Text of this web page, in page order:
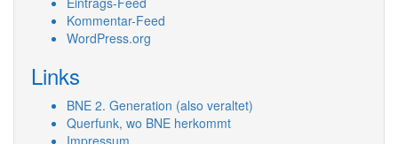
Kommentar-Feed
WordPress.org
Links
BNE 2. Generation (also veraltet)
Querfunk, wo BNE herkommt
Impressum